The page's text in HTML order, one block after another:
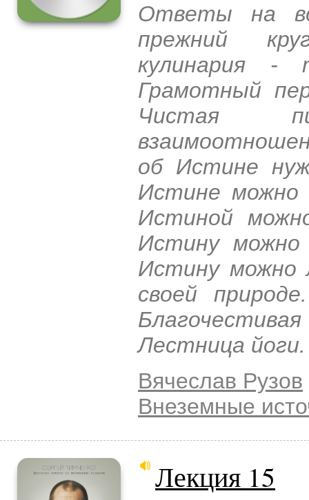
Ответы на
прежний
кулинария -
Грамотный
Чистая
об Истине
Истине можно
Истиной
Истину
Истину можно
своей
Лестница йоги.
Вячеслав Рузов
Внеземные
Лекция 15